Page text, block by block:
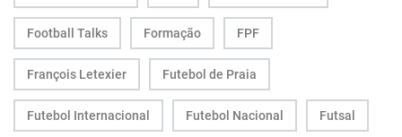
Football Talks Formação FPF
François Letexier Futebol de Praia
Futebol Internacional Futebol Nacional Futsal